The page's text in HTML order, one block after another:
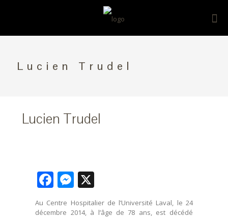
Lucien Trudel
Lucien Trudel
Facebook
Messenger
Au Centre Hospitalier de l’Université Laval, le 24
décembre 2014, à l’âge de 78 ans, est décédé